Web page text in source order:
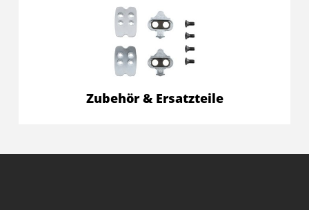
Zubehör & Ersatzteile